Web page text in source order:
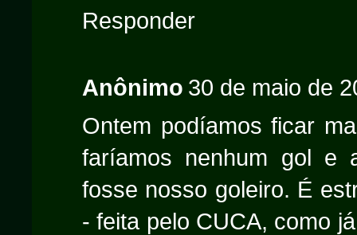
Responder
Anônimo 30 de maio de
Ontem podíamos ficar
faríamos nenhum gol e
fosse nosso goleiro. É
- feita pelo CUCA, como